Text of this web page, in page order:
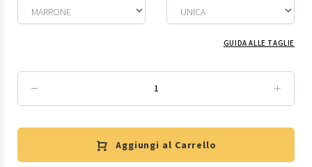
GUIDA ALLE TAGLIE
Aggiungi al Carrello